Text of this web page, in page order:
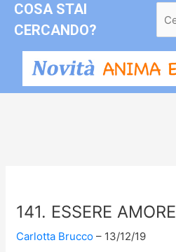
COSA STAI
CERCANDO?
per:
141. ESSERE AMORE
Carlotta Brucco 13/12/19